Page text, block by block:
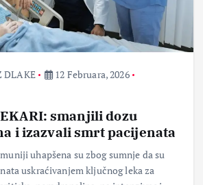
DLAKE
12 Februara, 2026
smanjili dozu
i izazvali smrt pacijenata
uhapšena su zbog sumnje da su
uskraćivanjem ključnog leka za